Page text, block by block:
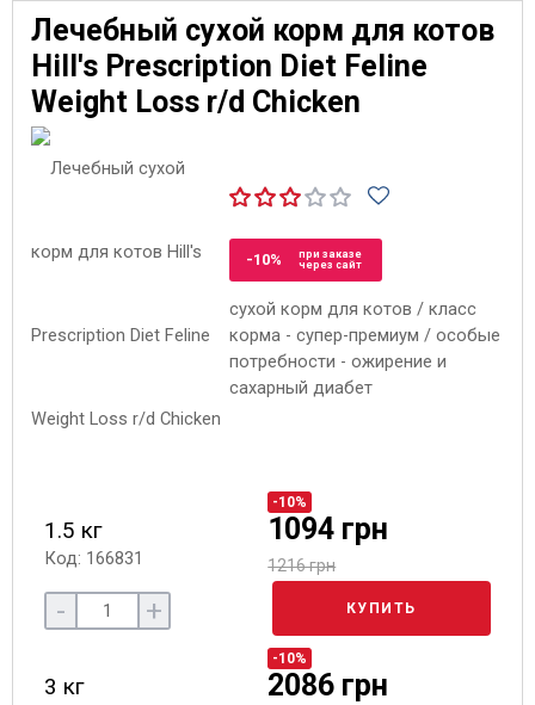
Лечебный сухой корм для котов
Hill's Prescription Diet Feline
Weight Loss r/d Chicken
-10%
при заказе
через сайт
сухой корм для котов / класс
корма - супер-премиум / особые
потребности - ожирение и
сахарный диабет
1.5 кг
Код: 166831
-10%
1094 грн
1216 грн
- + КУПИТЬ
3 кг
-10%
2086 грн